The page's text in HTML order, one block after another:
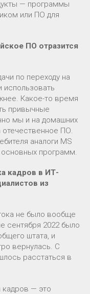
— программы
или ПО для
ПО отразится
по переходу на
использовать
Какое-то время
привычные
мы и на домашних
ПО.
аналоги MS
основных программ.
кадров в ИТ-
из
не было вообще
сентября 2022 было
штата, и
вернулась. С
расстаться в
кадров — это